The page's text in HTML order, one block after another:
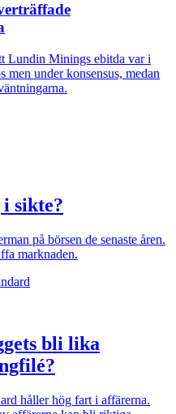
Lundin Minings ebitda var i
men under konsensus, medan
sikte?
på börsen de senaste åren.
marknaden.
bli lika
håller hög fart i affärerna.